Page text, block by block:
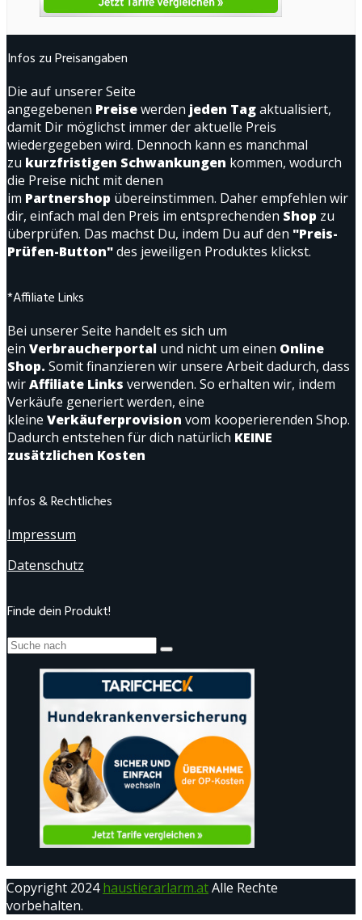
Infos zu Preisangaben
Die auf unserer Seite
angegebenen Preisewerden jeden Tagaktualisiert,
damit Dir möglichst immer der aktuelle Preis
wiedergegeben wird. Dennoch kann es manchmal
zu kurzfristigen Schwankungen kommen, wodurch
die Preise nicht mit denen
im Partnershop übereinstimmen. Daher empfehlen wir
dir, einfach mal den Preis im entsprechenden Shop zu
überprüfen. Das machst Du, indem Du auf den "Preis-
Prüfen-Button"des jeweiligen Produktes klickst.
*Affiliate Links
Bei unserer Seite handelt es sich um
ein Verbraucherportal und nicht um einen Online
Shop. Somit finanzieren wir unsere Arbeit dadurch, dass
wirAffiliate Links verwenden. So erhalten wir, indem
Verkäufe generiert werden, eine
kleine Verkäuferprovision vom kooperierenden Shop.
Dadurch entstehen für dich natürlich KEINE
zusätzlichen Kosten
Infos & Rechtliches
Impressum
Datenschutz
Finde dein Produkt!
Copyright 2024haustierarlarm.atAlle Rechte
vorbehalten.